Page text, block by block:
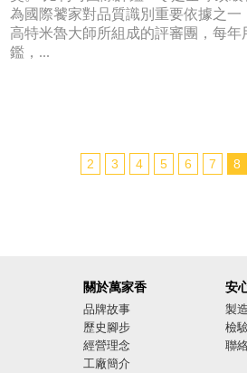
為國際饕家對品質識別重要依據之
高特米魯大師所組成的評審團，每年
鑑，...
2 3 4 5 6 7 8
關於萬家香
品牌故事
歷史腳步
經營理念
工廠簡介
安
製
檢
聯